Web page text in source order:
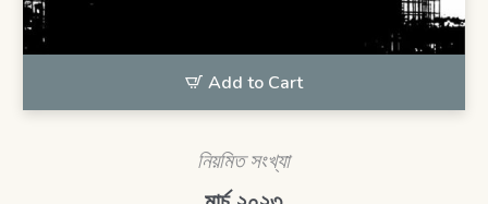
Add to Cart
নিয়মিত সংখ্যা